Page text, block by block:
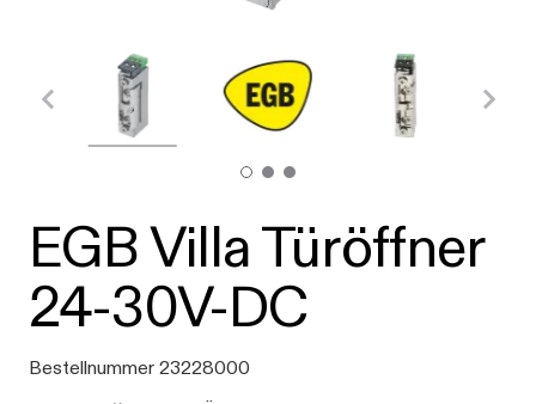
EGB Villa Türöffner
24-30V-DC
Bestellnummer 23228000